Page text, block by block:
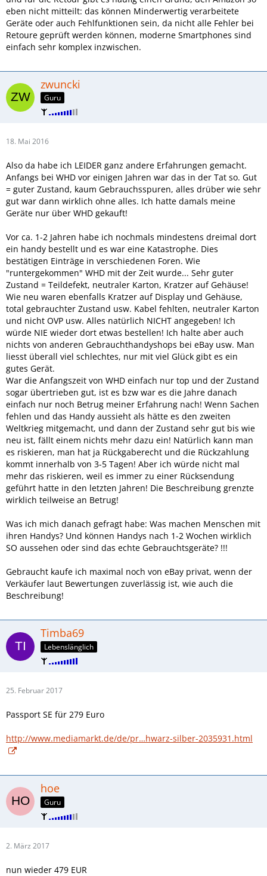
eben nicht mitteilt: das können Minderwertig verarbeitete
Geräte oder auch Fehlfunktionen sein, da nicht alle Fehler bei
Retoure geprüft werden können, moderne Smartphones sind
einfach sehr komplex inzwischen.
zwuncki
Guru
18. Mai 2016
Also da habe ich LEIDER ganz andere Erfahrungen gemacht.
Anfangs bei WHD vor einigen Jahren war das in der Tat so. Gut
= guter Zustand, kaum Gebrauchsspuren, alles drüber wie sehr
gut war dann wirklich ohne alles. Ich hatte damals meine
Geräte nur über WHD gekauft!
Vor ca. 1-2 Jahren habe ich nochmals mindestens dreimal dort
ein handy bestellt und es war eine Katastrophe. Dies
bestätigen Einträge in verschiedenen Foren. Wie
"runtergekommen" WHD mit der Zeit wurde... Sehr guter
Zustand = Teildefekt, neutraler Karton, Kratzer auf Gehäuse!
Wie neu waren ebenfalls Kratzer auf Display und Gehäuse,
total gebrauchter Zustand usw. Kabel fehlten, neutraler Karton
und nicht OVP usw. Alles natürlich NICHT angegeben! Ich
würde NIE wieder dort etwas bestellen! Ich halte aber auch
nichts von anderen Gebrauchthandyshops bei eBay usw. Man
liesst überall viel schlechtes, nur mit viel Glück gibt es ein
gutes Gerät.
War die Anfangszeit von WHD einfach nur top und der Zustand
sogar übertrieben gut, ist es bzw war es die Jahre danach
einfach nur noch Betrug meiner Erfahrung nach! Wenn Sachen
fehlen und das Handy aussieht als hätte es den zweiten
Weltkrieg mitgemacht, und dann der Zustand sehr gut bis wie
neu ist, fällt einem nichts mehr dazu ein! Natürlich kann man
es riskieren, man hat ja Rückgaberecht und die Rückzahlung
kommt innerhalb von 3-5 Tagen! Aber ich würde nicht mal
mehr das riskieren, weil es immer zu einer Rücksendung
geführt hatte in den letzten Jahren! Die Beschreibung grenzte
wirklich teilweise an Betrug!
Was ich mich danach gefragt habe: Was machen Menschen mit
ihren Handys? Und können Handys nach 1-2 Wochen wirklich
SO aussehen oder sind das echte Gebrauchtsgeräte? !!!
Gebraucht kaufe ich maximal noch von eBay privat, wenn der
Verkäufer laut Bewertungen zuverlässig ist, wie auch die
Beschreibung!
Timba69
Lebenslänglich
25. Februar 2017
Passport SE für 279 Euro
http://www.mediamarkt.de/de/pr…hwarz-silber-2035931.html
hoe
Guru
2. März 2017
nun wieder 479 EUR